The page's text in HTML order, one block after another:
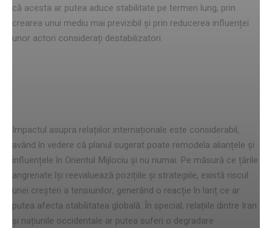
că acesta ar putea aduce stabilitate pe termen lung, prin
crearea unui mediu mai previzibil și prin reducerea influenței
unor actori considerați destabilizatori.
Impactul asupra relațiilor internaționale este considerabil,
având în vedere că planul sugerat poate remodela alianțele și
influențele în Orientul Mijlociu și nu numai. Pe măsură ce țările
angrenate își reevaluează pozițiile și strategiile, există riscul
unei creșteri a tensiunilor, generând o reacție în lanț ce ar
putea afecta stabilitatea globală. În special, relațiile dintre Iran
și națiunile occidentale ar putea suferi o degradare